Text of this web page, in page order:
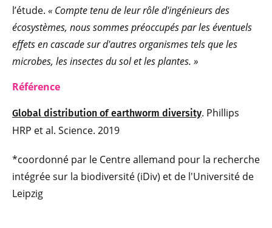
l’étude. « Compte tenu de leur rôle d'ingénieurs des
écosystèmes, nous sommes préoccupés par les éventuels
effets en cascade sur d'autres organismes tels que les
microbes, les insectes du sol et les plantes. »
Référence
Global distribution of earthworm diversity. Phillips
HRP et al. Science. 2019
*coordonné par le Centre allemand pour la recherche
intégrée sur la biodiversité (iDiv) et de l'Université de
Leipzig